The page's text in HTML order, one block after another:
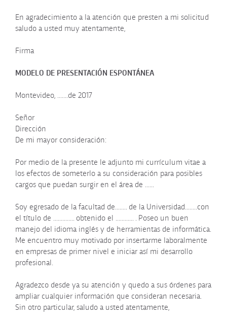
En agradecimiento a la atención que presten a mi solicitud
saludo a usted muy atentamente,
Firma
MODELO DE PRESENTACIÓN ESPONTÁNEA
Montevideo, .......de 2017
Señor
Dirección
De mi mayor consideración:
Por medio de la presente le adjunto mi currículum vitae a
los efectos de someterlo a su consideración para posibles
cargos que puedan surgir en el área de ......
Soy egresado de la facultad de........ de la Universidad........con
el título de .............. obtenido el ............ . Poseo un buen
manejo del idioma inglés y de herramientas de informática.
Me encuentro muy motivado por insertarme laboralmente
en empresas de primer nivel e iniciar así mi desarrollo
profesional.
Agradezco desde ya su atención y quedo a sus órdenes para
ampliar cualquier información que consideran necesaria.
Sin otro particular, saludo a usted atentamente,